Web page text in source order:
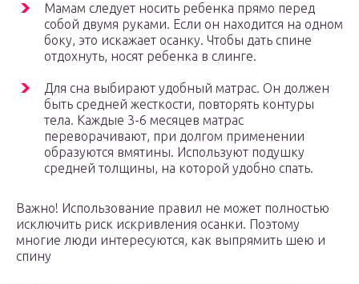
Мамам следует носить ребенка прямо перед
собой двумя руками. Если он находится на одном
боку, это искажает осанку. Чтобы дать спине
отдохнуть, носят ребенка в слинге.
Для сна выбирают удобный матрас. Он должен
быть средней жесткости, повторять контуры
тела. Каждые 3-6 месяцев матрас
переворачивают, при долгом применении
образуются вмятины. Используют подушку
средней толщины, на которой удобно спать.
Важно! Использование правил не может полностью
исключить риск искривления осанки. Поэтому
многие люди интересуются, как выпрямить шею и
спину